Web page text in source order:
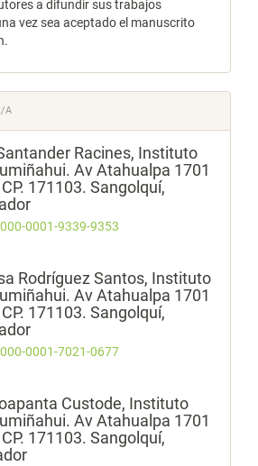
a difundir sus trabajos
vez sea aceptado el manuscrito
A
Racines, Instituto
Av Atahualpa 1701
171103. Sangolquí,
0001-9339-9353
Rodríguez Santos, Instituto
Av Atahualpa 1701
171103. Sangolquí,
0001-7021-0677
Custode, Instituto
Av Atahualpa 1701
171103. Sangolquí,